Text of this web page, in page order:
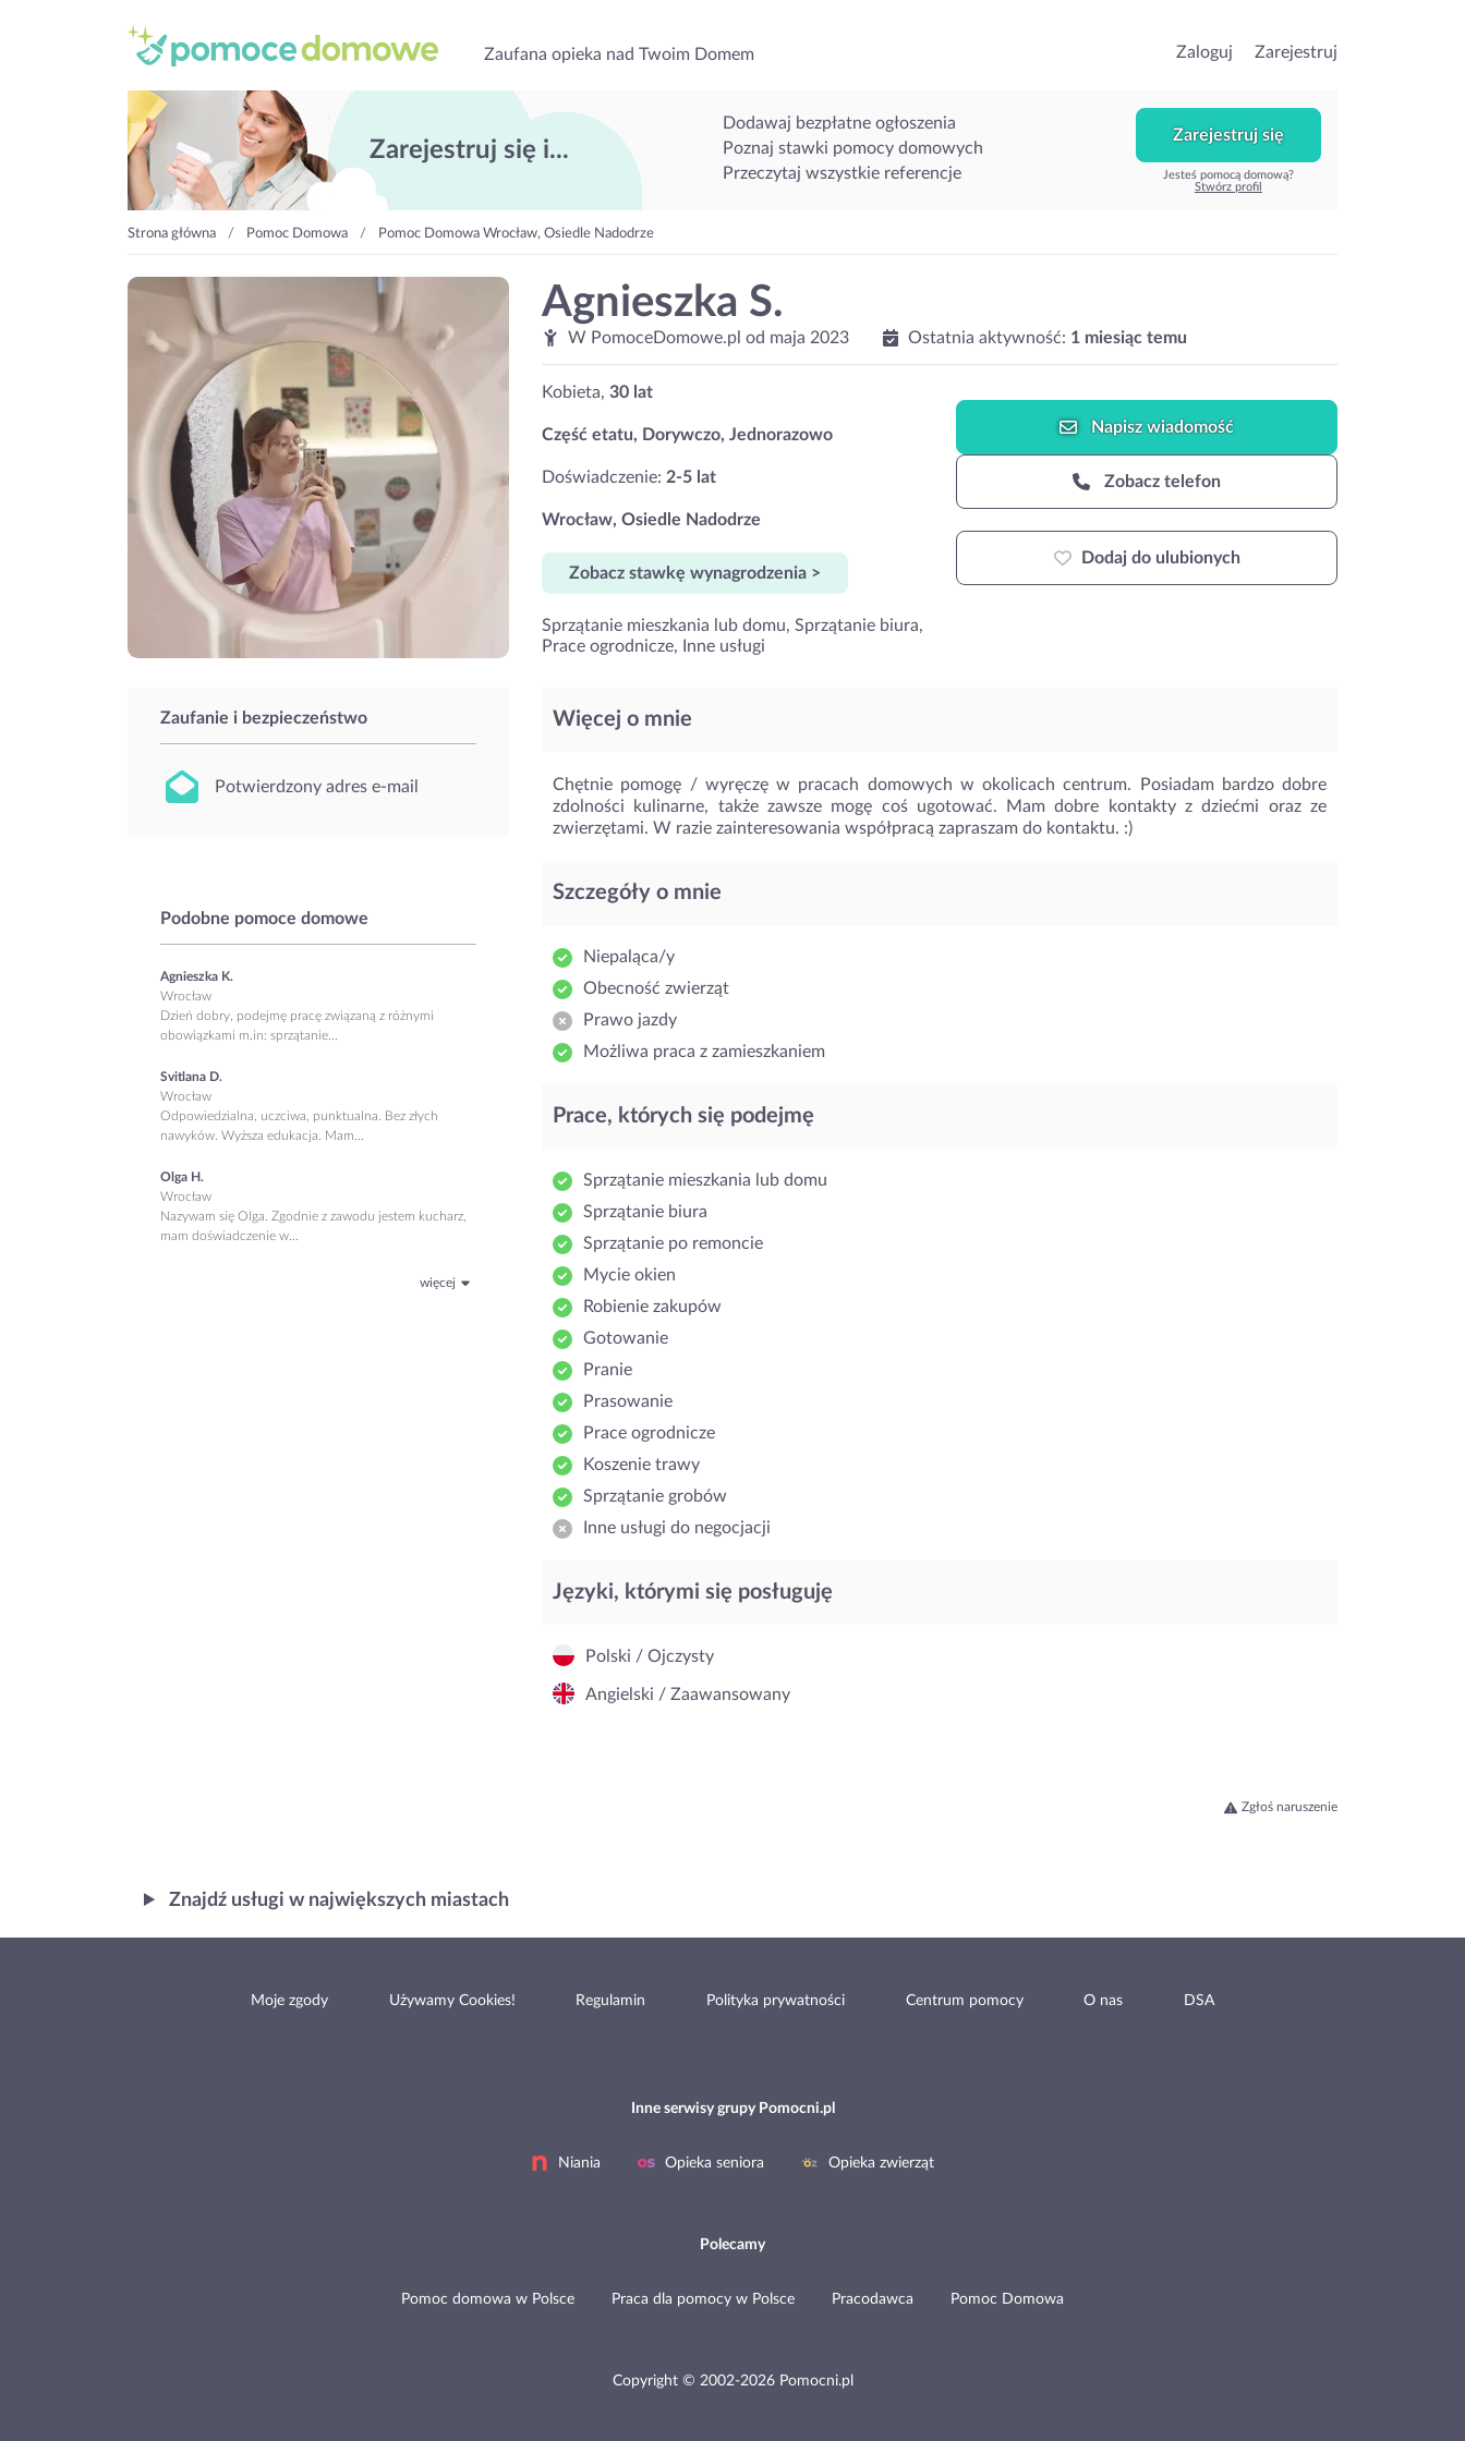
Zaufana opieka nad Twoim Domem Zaloguj Zarejestruj
Zarejestruj się i...
Dodawaj bezpłatne ogłoszenia
Poznaj stawki pomocy domowych
Przeczytaj wszystkie referencje
Zarejestruj się
Jesteś pomocą domową?
Stwórz profil
Strona główna Pomoc Domowa Pomoc Domowa Wrocław, Osiedle Nadodrze
Agnieszka S.
W PomoceDomowe.pl od maja 2023 Ostatnia aktywność: 1 miesiąc temu
Kobieta, 30 lat
Część etatu, Dorywczo, Jednorazowo
Doświadczenie: 2-5 lat
Wrocław, Osiedle Nadodrze
Zobacz stawkę wynagrodzenia >
Sprzątanie mieszkania lub domu, Sprzątanie biura,
Prace ogrodnicze, Inne usługi
Napiszwiadomość
Zobacz telefon
Dodaj do ulubionych
Zaufanie i bezpieczeństwo
Potwierdzony adres e-mail
Podobne pomoce domowe
Agnieszka K.
Wrocław
Dzień dobry, podejmę pracę związaną z różnymi
obowiązkami m.in: sprzątanie...
Svitlana D.
Wrocław
Odpowiedzialna, uczciwa, punktualna. Bez złych
nawyków. Wyższa edukacja. Mam...
Olga H.
Wrocław
Nazywam się Olga. Zgodnie z zawodu jestem kucharz,
mam doświadczenie w...
więcej
Więcej o mnie
Chętnie pomogę / wyręczę w pracach domowych w okolicach centrum. Posiadam bardzo dobre
zdolności kulinarne, także zawsze mogę coś ugotować. Mam dobre kontakty z dziećmi oraz ze
zwierzętami. W razie zainteresowania współpracą zapraszam do kontaktu. :)
Szczegóły o mnie
Niepaląca/y
Obecność zwierząt
Prawo jazdy
Możliwa praca z zamieszkaniem
Prace, których się podejmę
Sprzątanie mieszkania lub domu
Sprzątanie biura
Sprzątanie po remoncie
Mycie okien
Robienie zakupów
Gotowanie
Pranie
Prasowanie
Prace ogrodnicze
Koszenie trawy
Sprzątanie grobów
Inne usługi do negocjacji
Języki, którymi się posługuję
Polski / Ojczysty
Angielski / Zaawansowany
Zgłoś naruszenie
Znajdź usługi w największych miastach
Moje zgody Używamy Cookies! Regulamin Polityka prywatności Centrum pomocy O nas DSA
Inne serwisy grupy Pomocni.pl
Niania Opieka seniora Opieka zwierząt
Polecamy
Pomoc domowa w Polsce Praca dla pomocy w Polsce Pracodawca Pomoc Domowa
Copyright © 2002-2026 Pomocni.pl